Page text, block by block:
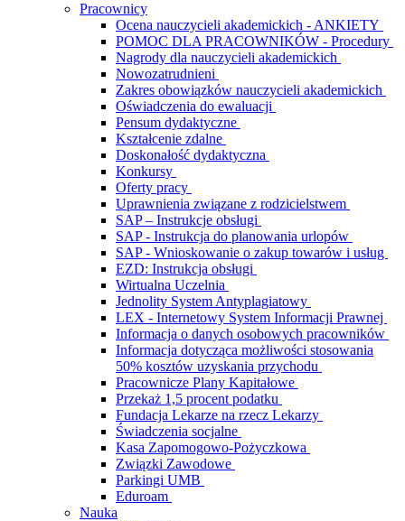
Pracownicy
Ocena nauczycieli akademickich - ANKIETY
POMOC DLA PRACOWNIKÓW - Procedury
Nagrody dla nauczycieli akademickich
Nowozatrudnieni
Zakres obowiązków nauczycieli akademickich
Oświadczenia do ewaluacji
Pensum dydaktyczne
Kształcenie zdalne
Doskonałość dydaktyczna
Konkursy
Oferty pracy
Uprawnienia związane z rodzicielstwem
SAP – Instrukcje obsługi
SAP - Instrukcja do planowania urlopów
SAP - Wnioskowanie o zakup towarów i usług
EZD: Instrukcja obsługi
Wirtualna Uczelnia
Jednolity System Antyplagiatowy
LEX - Internetowy System Informacji Prawnej
Informacja o danych osobowych pracowników
Informacja dotycząca możliwości stosowania
50% kosztów uzyskania przychodu
Pracownicze Plany Kapitałowe
Przekaż 1,5 procent podatku
Fundacja Lekarze na rzecz Lekarzy
Świadczenia socjalne
Kasa Zapomogowo-Pożyczkowa
Związki Zawodowe
Parkingi UMB
Eduroam
Nauka